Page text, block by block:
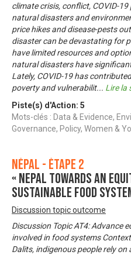
climate crisis, conflict, COVID-
natural disasters and
price hikes and disease-pests
disaster can be devastating for
have limited resources and
natural disasters have
Lately, COVID-19 has
poverty and vulnerabilit... Lire la
Piste(s) d'Action: 5
Mots-clés : Data & Evidence,
Governance, Policy, Women &
Népal - Étape 2
« Nepal towards an
sustainable food
Discussion topic outcome
Discussion Topic AT4: Advance
involved in food systems
Dalits, indigenous people rely